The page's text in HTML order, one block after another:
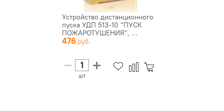
Устройство дистанционного
пуска УДП 513-10 "ПУСК
ПОЖАРОТУШЕНИЯ", ...
476
шт